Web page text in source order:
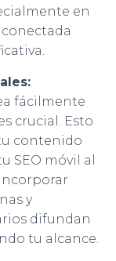
en
fácilmente
crucial. Esto
contenido
SEO móvil al
y
difundan
tu alcance.